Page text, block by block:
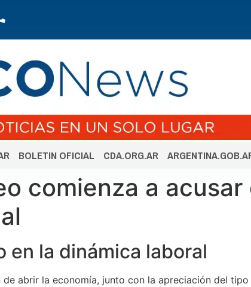
BOLETIN OFICIAL CDA.ORG.AR
comienza a
en la dinámica laboral
de abrir la economía, junto con la apreciación del